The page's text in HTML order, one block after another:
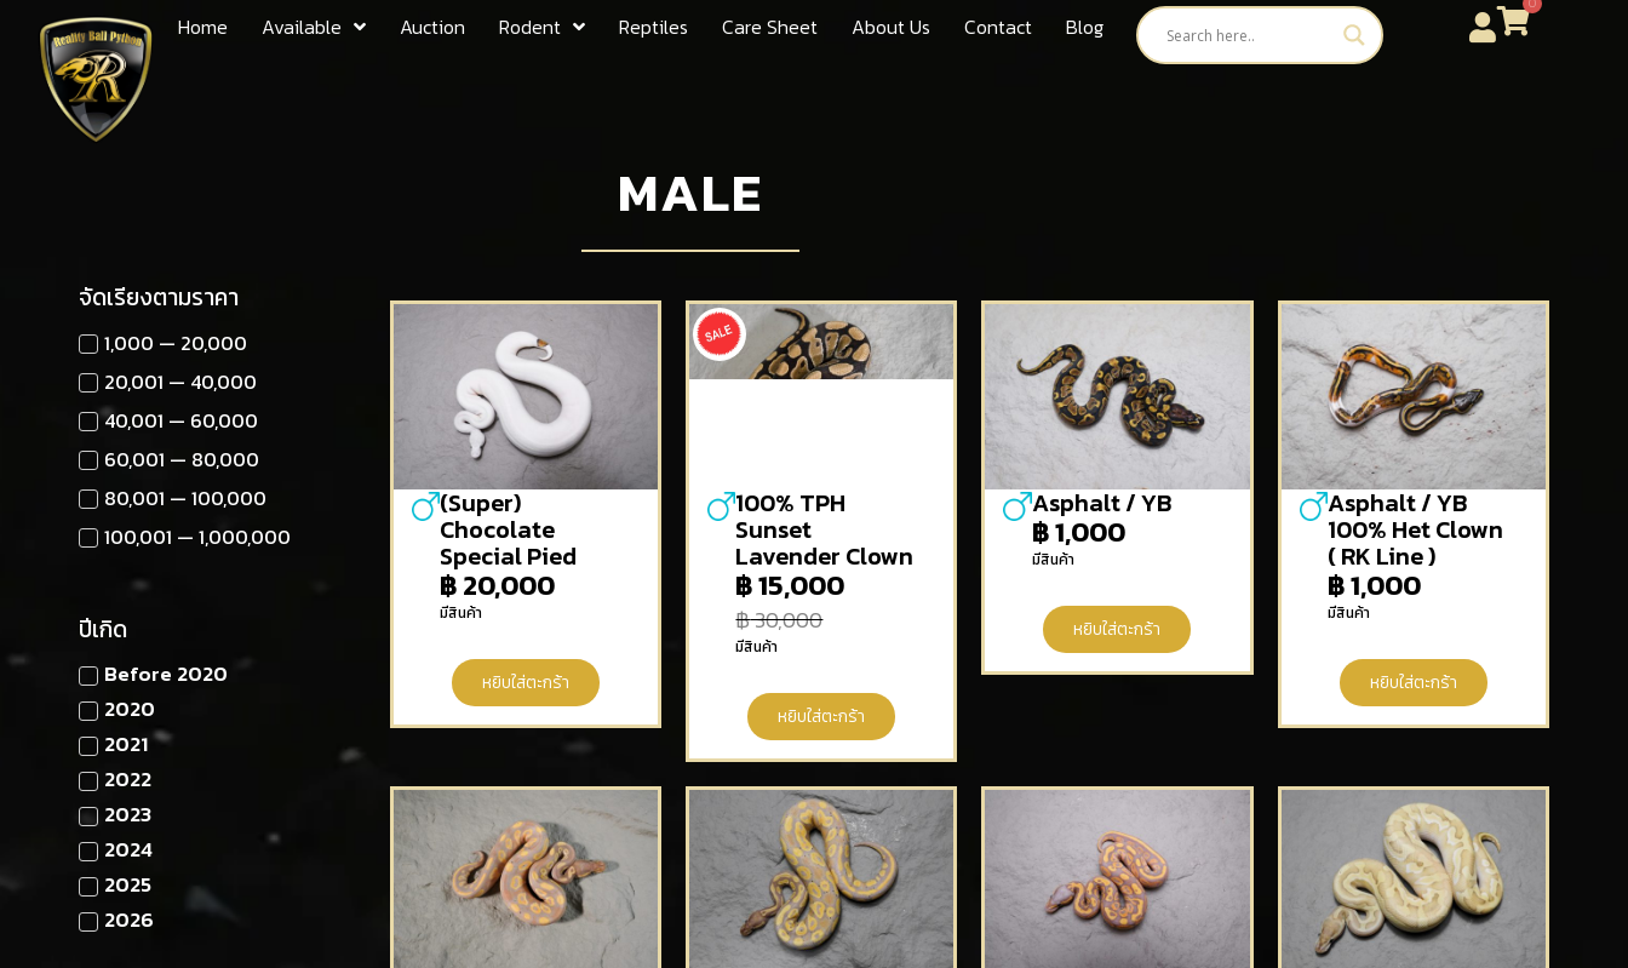
Home Available Auction Rodent Reptiles Care Sheet About Us Contact Blog
MALE
จัดเรียงตามราคา
1,000 — 20,000
20,001 — 40,000
40,001 — 60,000
60,001 — 80,000
80,001 — 100,000
100,001 — 1,000,000
ปีเกิด
Before 2020
2020
2021
2022
2023
2024
2025
2026
(Super)
Chocolate
Special Pied
฿20,000
มีสินค้า
หยิบใส่ตะกร้า
100% TPH
Sunset
Lavender Clown
฿30,000
฿15,000
มีสินค้า
หยิบใส่ตะกร้า
Asphalt / YB
฿1,000
มีสินค้า
หยิบใส่ตะกร้า
Asphalt / YB
100% Het Clown
( RK Line )
฿1,000
มีสินค้า
หยิบใส่ตะกร้า